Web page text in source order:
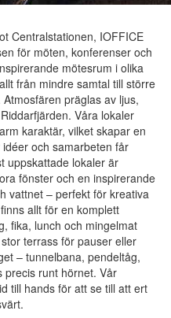
Centralstationen, IOFFICE
för möten, konferenser och
mötesrum i olika
från mindre samtal till större
präglas av ljus,
Våra lokaler
karaktär, vilket skapar en
och samarbeten får
uppskattade lokaler är
fönster och en inspirerande
vattnet – perfekt för kreativa
allt för en komplett
fika, lunch och mingelmat
terrass för pauser eller
– tunnelbana, pendeltåg,
precis runt hörnet. Vår
till hands för att se till att ert